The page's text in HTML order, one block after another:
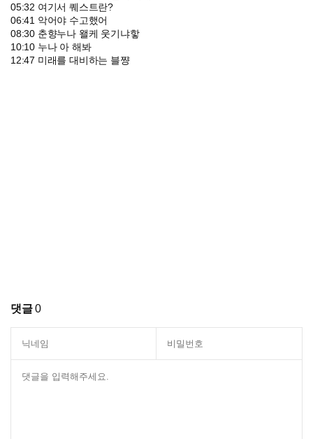
05:32 여기서 퀘스트란?
06:41 악어야 수고했어
08:30 춘향누나 왤케 웃기냐핳
10:10 누나 아 해봐
12:47 미래를 대비하는 블쨩
댓글0